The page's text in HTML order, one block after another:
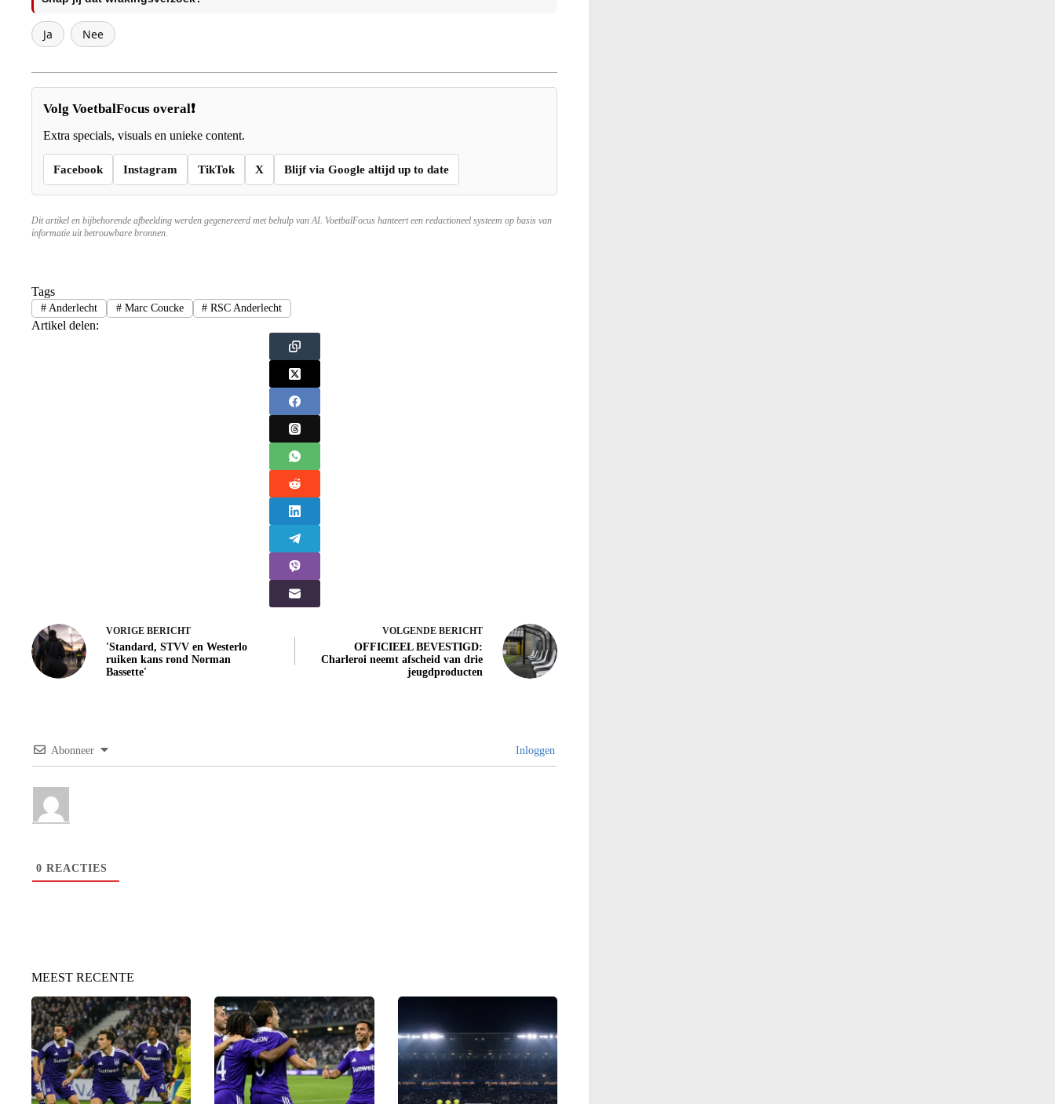
Ja Nee
Volg VoetbalFocus overal❗
Extra specials, visuals en unieke content.
Facebook Instagram TikTok X Blijf via Google altijd up to date
Dit artikel en bijbehorende afbeelding werden gegenereerd met behulp van AI. VoetbalFocus hanteert een redactioneel systeem op basis van
informatie uit betrouwbare bronnen.
Tags
#Anderlecht #Marc Coucke # RSC Anderlecht
Artikel delen:
VORIGE BERICHT
'Standard, STVV en Westerlo
ruiken kans rond Norman
Bassette'
VOLGENDE BERICHT
OFFICIEEL BEVESTIGD:
Charleroi neemt afscheid van drie
jeugdproducten
Abonneer Inloggen
0 REACTIES
MEEST RECENTE